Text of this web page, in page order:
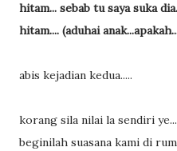
hitam... sebab tu saya suka
hitam.... (aduhai
abis kejadian kedua.....
korang sila nilai la sendiri
beginilah suasana kami di